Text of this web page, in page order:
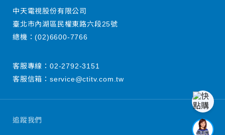
追蹤我們
中天電視股份有限公司
臺北市內湖區民權東路六段25號
總機：(02)6600-7766
客服專線： 02-2792-3151
客服信箱： service@ctitv.com.tw